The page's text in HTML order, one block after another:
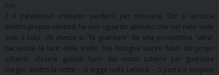
noi.
È il paradosso cristiano: perdersi per ritrovarsi. Chi si arrocca
dentro propria identità ha uno sguardo alienato che nel cielo vede
solo il buio; chi invece si “fa guardare” da una prospettiva “altra”
riacquista la luce delle stelle. Ma bisogna uscire fuori dai propri
schemi: «Essere guidati fuori dai nostri schemi per guardare
meglio dentro la notte – si legge nella Lettera – ci porta a scoprire